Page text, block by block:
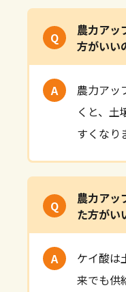
農力アッ
方がいい
農力アッ
くと、土
すくなり
農力アッ
た方がい
ケイ酸は
来でも供